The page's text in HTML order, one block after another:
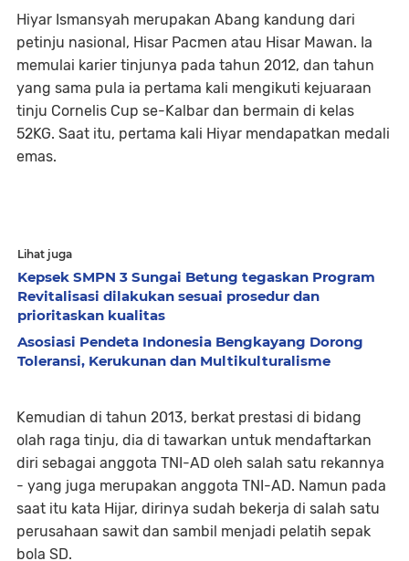
Hiyar Ismansyah merupakan Abang kandung dari
petinju nasional, Hisar Pacmen atau Hisar Mawan. Ia
memulai karier tinjunya pada tahun 2012, dan tahun
yang sama pula ia pertama kali mengikuti kejuaraan
tinju Cornelis Cup se-Kalbar dan bermain di kelas
52KG. Saat itu, pertama kali Hiyar mendapatkan medali
emas.
Lihat juga
Kepsek SMPN 3 Sungai Betung tegaskan Program
Revitalisasi dilakukan sesuai prosedur dan
prioritaskan kualitas
Asosiasi Pendeta Indonesia Bengkayang Dorong
Toleransi, Kerukunan dan Multikulturalisme
Kemudian di tahun 2013, berkat prestasi di bidang
olah raga tinju, dia di tawarkan untuk mendaftarkan
diri sebagai anggota TNI-AD oleh salah satu rekannya
- yang juga merupakan anggota TNI-AD. Namun pada
saat itu kata Hijar, dirinya sudah bekerja di salah satu
perusahaan sawit dan sambil menjadi pelatih sepak
bola SD.